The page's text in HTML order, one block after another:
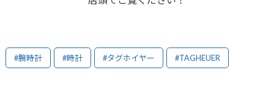
#腕時計 #時計 #タグホイヤー #TAGHEUER